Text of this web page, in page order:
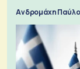
Ανδρομάχη